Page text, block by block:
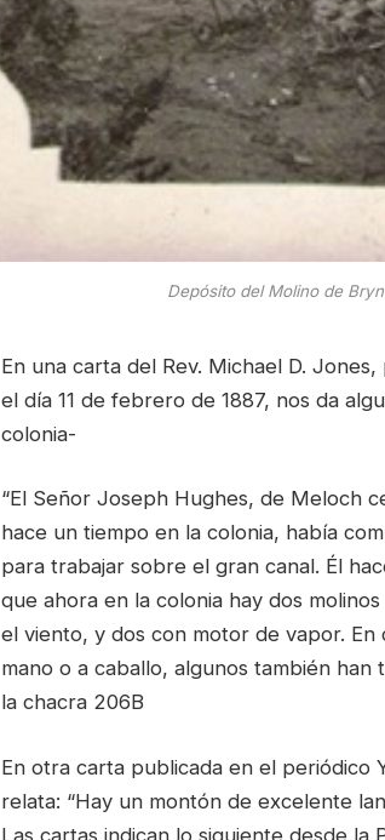
Depósito del Molino de
En una carta del Rev. Michael D.
el día 11 de febrero de 1887, nos da
colonia-
“El Señor Joseph Hughes, de Meloch
hace un tiempo en la colonia, había
para trabajar sobre el gran canal. Él
que ahora en la colonia hay dos
el viento, y dos con motor de vapor. En
mano o a caballo, algunos también han
la chacra 206B
En otra carta publicada en el periódico
relata: “Hay un montón de excelente
Las cartas indican lo siguiente desde